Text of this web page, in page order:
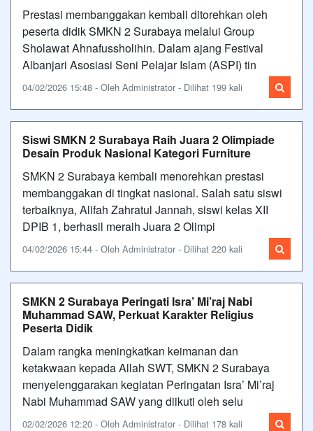
Prestasi membanggakan kembali ditorehkan oleh
peserta didik SMKN 2 Surabaya melalui Group
Sholawat Ahnafussholihin. Dalam ajang Festival
Albanjari Asosiasi Seni Pelajar Islam (ASPI) tin
04/02/2026 15:48 - Oleh Administrator - Dilihat 199 kali
Siswi SMKN 2 Surabaya Raih Juara 2 Olimpiade
Desain Produk Nasional Kategori Furniture
SMKN 2 Surabaya kembali menorehkan prestasi
membanggakan di tingkat nasional. Salah satu siswi
terbaiknya, Alifah Zahratul Jannah, siswi kelas XII
DPIB 1, berhasil meraih Juara 2 Olimpi
04/02/2026 15:44 - Oleh Administrator - Dilihat 220 kali
SMKN 2 Surabaya Peringati Isra’ Mi’raj Nabi
Muhammad SAW, Perkuat Karakter Religius
Peserta Didik
Dalam rangka meningkatkan keimanan dan
ketakwaan kepada Allah SWT, SMKN 2 Surabaya
menyelenggarakan kegiatan Peringatan Isra’ Mi’raj
Nabi Muhammad SAW yang diikuti oleh selu
02/02/2026 12:20 - Oleh Administrator - Dilihat 178 kali